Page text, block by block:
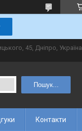
45, Дніпро, Україна
Пошук...
Контакти